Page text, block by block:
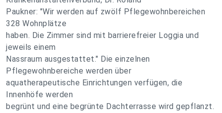
Paukner: "Wir werden auf zwölf Pflegewohnbereichen
328 Wohnplätze
haben. Die Zimmer sind mit barrierefreier Loggia und
jeweils einem
Nassraum ausgestattet." Die einzelnen
Pflegewohnbereiche werden über
aquatherapeutische Einrichtungen verfügen, die
Innenhöfe werden
begrünt und eine begrünte Dachterrasse wird gepflanzt.